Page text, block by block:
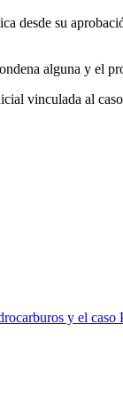
desde su
alguna y el
vinculada al
y el caso